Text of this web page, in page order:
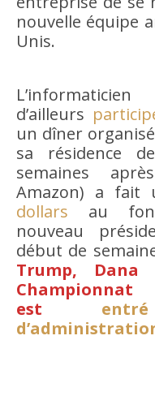
nouvelle équipe
Unis.
d’ailleurs
un dîner
sa résidence
semaines
Amazon) a fait
dollars au
nouveau
début de
Trump, Dana
est entré